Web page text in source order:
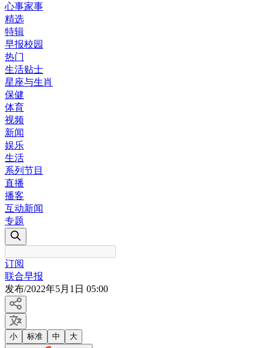
心事家事
精选
特辑
早报校园
热门
生活贴士
星座与生肖
保健
体育
视频
新闻
娱乐
生活
系列节目
直播
播客
互动新闻
专题
订阅
联合早报
发布/2022年5月1日 05:00
小 标准 中 大